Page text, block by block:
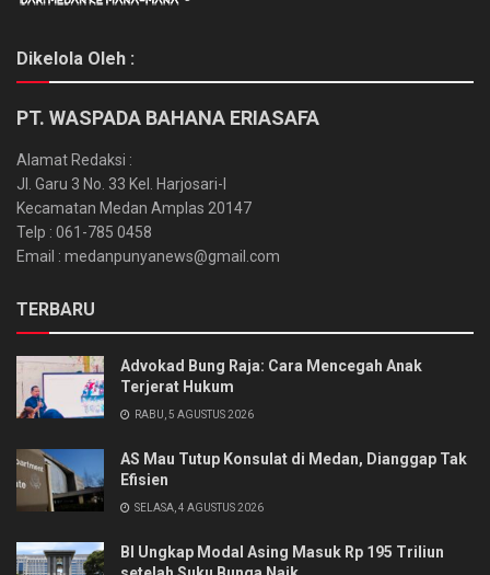
Dikelola Oleh :
PT. WASPADA BAHANA ERIASAFA
Alamat Redaksi :
Jl. Garu 3 No. 33 Kel. Harjosari-I
Kecamatan Medan Amplas 20147
Telp : 061-785 0458
Email : medanpunyanews@gmail.com
TERBARU
Advokad Bung Raja: Cara Mencegah Anak
Terjerat Hukum
RABU, 5 AGUSTUS 2026
AS Mau Tutup Konsulat di Medan, Dianggap Tak
Efisien
SELASA, 4 AGUSTUS 2026
BI Ungkap Modal Asing Masuk Rp 195 Triliun